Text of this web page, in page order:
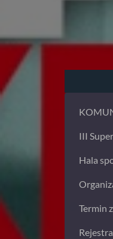
III
Hala
Termin